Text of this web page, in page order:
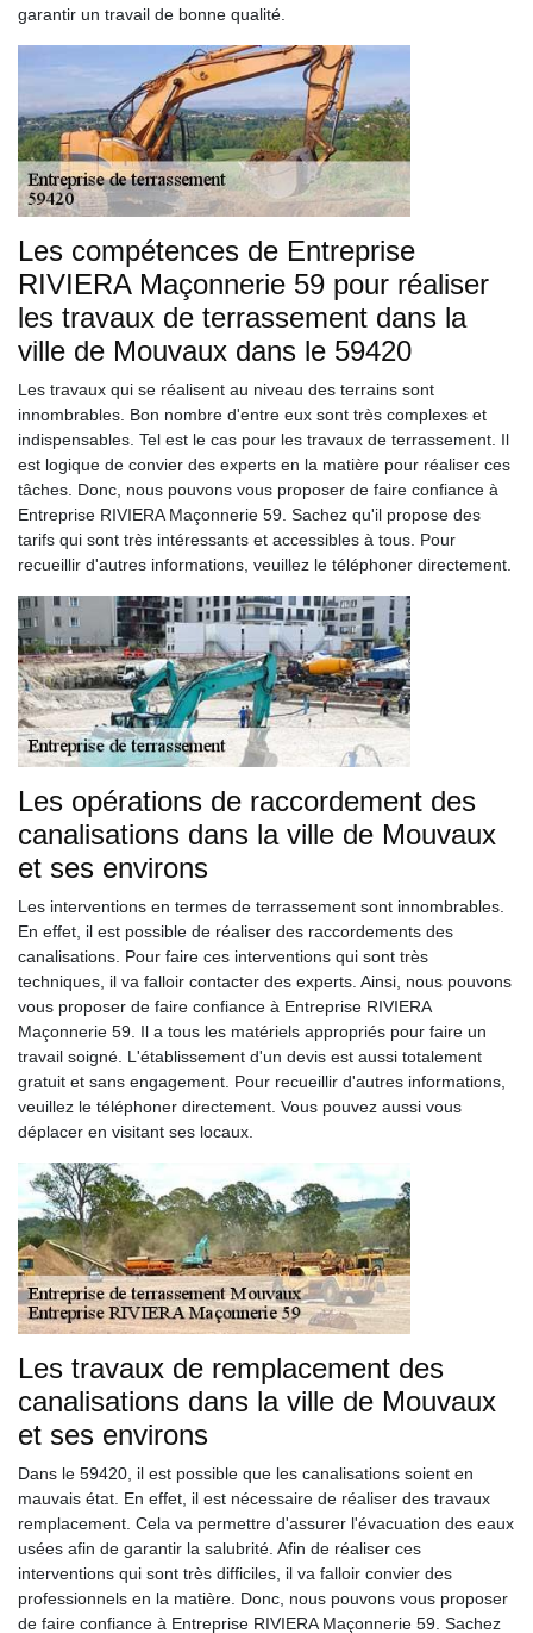
garantir un travail de bonne qualité.
Les compétences de Entreprise
RIVIERA Maçonnerie 59 pour réaliser
les travaux de terrassement dans la
ville de Mouvaux dans le 59420
Les travaux qui se réalisent au niveau des terrains sont
innombrables. Bon nombre d'entre eux sont très complexes et
indispensables. Tel est le cas pour les travaux de terrassement. Il
est logique de convier des experts en la matière pour réaliser ces
tâches. Donc, nous pouvons vous proposer de faire confiance à
Entreprise RIVIERA Maçonnerie 59. Sachez qu'il propose des
tarifs qui sont très intéressants et accessibles à tous. Pour
recueillir d'autres informations, veuillez le téléphoner directement.
Les opérations de raccordement des
canalisations dans la ville de Mouvaux
et ses environs
Les interventions en termes de terrassement sont innombrables.
En effet, il est possible de réaliser des raccordements des
canalisations. Pour faire ces interventions qui sont très
techniques, il va falloir contacter des experts. Ainsi, nous pouvons
vous proposer de faire confiance à Entreprise RIVIERA
Maçonnerie 59. Il a tous les matériels appropriés pour faire un
travail soigné. L'établissement d'un devis est aussi totalement
gratuit et sans engagement. Pour recueillir d'autres informations,
veuillez le téléphoner directement. Vous pouvez aussi vous
déplacer en visitant ses locaux.
Les travaux de remplacement des
canalisations dans la ville de Mouvaux
et ses environs
Dans le 59420, il est possible que les canalisations soient en
mauvais état. En effet, il est nécessaire de réaliser des travaux
remplacement. Cela va permettre d'assurer l'évacuation des eaux
usées afin de garantir la salubrité. Afin de réaliser ces
interventions qui sont très difficiles, il va falloir convier des
professionnels en la matière. Donc, nous pouvons vous proposer
de faire confiance à Entreprise RIVIERA Maçonnerie 59. Sachez